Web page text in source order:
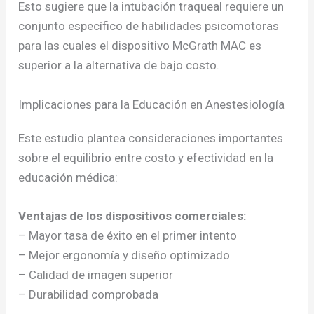
Esto sugiere que la intubación traqueal requiere un
conjunto específico de habilidades psicomotoras
para las cuales el dispositivo McGrath MAC es
superior a la alternativa de bajo costo.
Implicaciones para la Educación en Anestesiología
Este estudio plantea consideraciones importantes
sobre el equilibrio entre costo y efectividad en la
educación médica:
Ventajas de los dispositivos comerciales:
– Mayor tasa de éxito en el primer intento
– Mejor ergonomía y diseño optimizado
– Calidad de imagen superior
– Durabilidad comprobada